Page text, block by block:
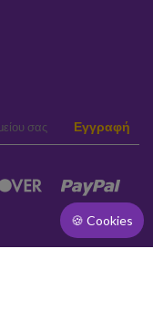
Εγγραφή
🍪 Cookies